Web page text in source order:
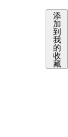
添
加
到
我
的
收
藏